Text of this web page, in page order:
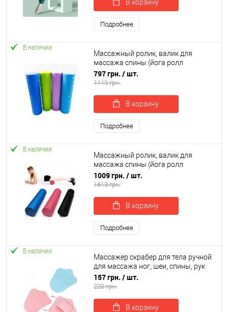
В корзину
Подробнее
В наличии
Массажный ролик, валик для
массажа спины (йога ролл
массажер для спины, шеи, ног)
OSPORT 60*15см (MS 3231-5)
797 грн. / шт.
1119 грн.
В корзину
Подробнее
В наличии
Массажный ролик, валик для
массажа спины (йога ролл
массажер для спины, шеи, ног)
OSPORT 90*15см (MS 3232)
1009 грн. / шт.
1613 грн.
В корзину
Подробнее
В наличии
Массажер скрабер для тела ручной
для массажа ног, шеи, спины, рук
OSPORT (MS 4667-1)
157 грн. / шт.
220 грн.
В корзину